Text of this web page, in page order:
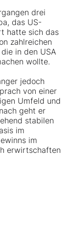
drei
das US-
hatte sich das
zahlreichen
in den USA
wollte.
jedoch
von einer
Umfeld und
geht er
stabilen
im
im
erwirtschaften